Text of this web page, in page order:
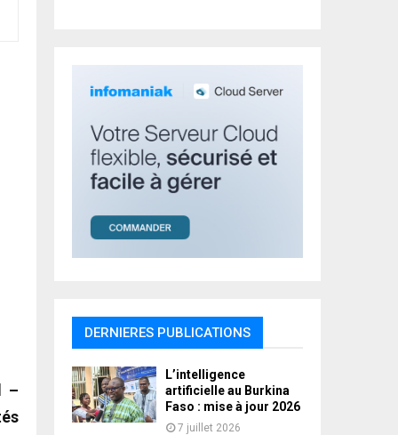
–
DERNIERES PUBLICATIONS
L’intelligence
artificielle au Burkina
Faso : mise à jour 2026
7 juillet 2026